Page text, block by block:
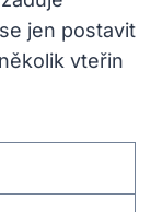
jen postavit
vteřin